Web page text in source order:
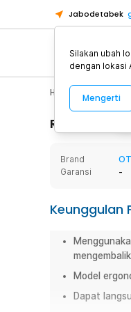
Jabodetabek
Hobby Mobil
Rincian
Brand
Garansi
-
Keunggulan
Model
Dapat
Silakan ubah
dengan lokasi
Mengerti